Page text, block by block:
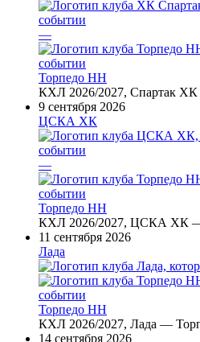
—
Торпедо НН
КХЛ 2026/2027, Спартак
9 сентября 2026
ЦСКА ХК
—
Торпедо НН
КХЛ 2026/2027, ЦСКА ХК
11 сентября 2026
Лада
Торпедо НН
КХЛ 2026/2027, Лада —
14 сентября 2026